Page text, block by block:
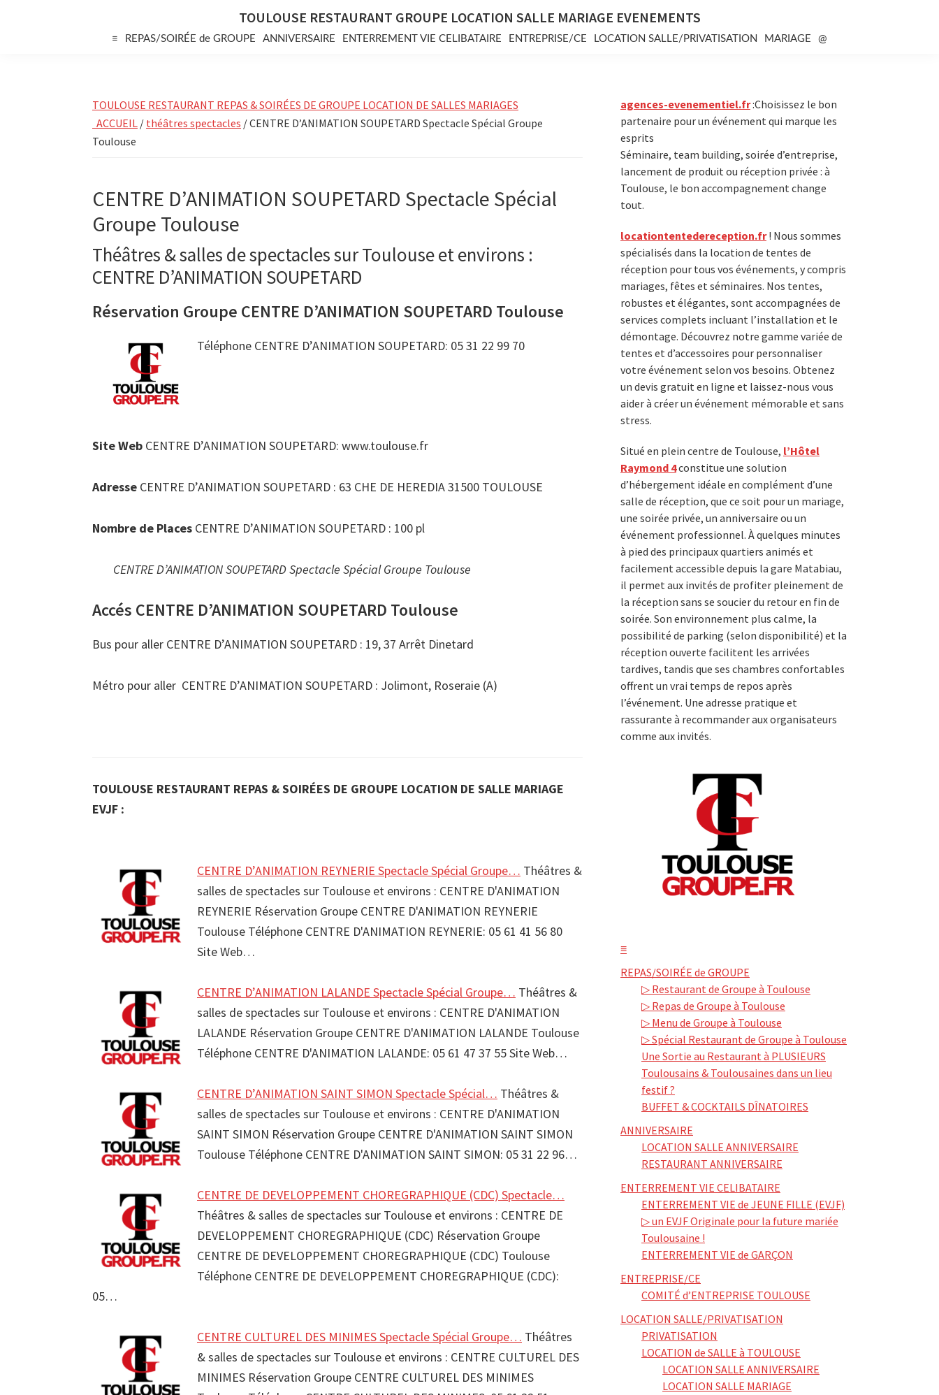
TOULOUSE RESTAURANT GROUPE LOCATION SALLE MARIAGE EVENEMENTS
≡ REPAS/SOIRÉE de GROUPE ANNIVERSAIRE ENTERREMENT VIE CELIBATAIRE ENTREPRISE/CE LOCATION SALLE/PRIVATISATION MARIAGE @
TOULOUSE RESTAURANT REPAS & SOIRÉES DE GROUPE LOCATION DE SALLES MARIAGES
ACCUEIL / théâtres spectacles / CENTRE D’ANIMATION SOUPETARD Spectacle Spécial Groupe
Toulouse
CENTRE D’ANIMATION SOUPETARD Spectacle Spécial
Groupe Toulouse
Théâtres & salles de spectacles sur Toulouse et environs :
CENTRE D’ANIMATION SOUPETARD
Réservation Groupe CENTRE D’ANIMATION SOUPETARD Toulouse
Téléphone CENTRE D’ANIMATION SOUPETARD: 05 31 22 99 70
Site Web CENTRE D’ANIMATION SOUPETARD: www.toulouse.fr
Adresse CENTRE D’ANIMATION SOUPETARD : 63 CHE DE HEREDIA 31500 TOULOUSE
Nombre de Places CENTRE D’ANIMATION SOUPETARD : 100 pl
CENTRE D’ANIMATION SOUPETARD Spectacle Spécial Groupe Toulouse
Accés CENTRE D’ANIMATION SOUPETARD Toulouse
Bus pour aller CENTRE D’ANIMATION SOUPETARD : 19, 37 Arrêt Dinetard
Métro pour aller CENTRE D’ANIMATION SOUPETARD : Jolimont, Roseraie (A)
TOULOUSE RESTAURANT REPAS & SOIRÉES DE GROUPE LOCATION DE SALLE MARIAGE
EVJF :
CENTRE D’ANIMATION REYNERIE Spectacle Spécial Groupe… Théâtres &
salles de spectacles sur Toulouse et environs : CENTRE D'ANIMATION
REYNERIE Réservation Groupe CENTRE D'ANIMATION REYNERIE
Toulouse Téléphone CENTRE D'ANIMATION REYNERIE: 05 61 41 56 80
Site Web…
CENTRE D’ANIMATION LALANDE Spectacle Spécial Groupe… Théâtres &
salles de spectacles sur Toulouse et environs : CENTRE D'ANIMATION
LALANDE Réservation Groupe CENTRE D'ANIMATION LALANDE Toulouse
Téléphone CENTRE D'ANIMATION LALANDE: 05 61 47 37 55 Site Web…
CENTRE D’ANIMATION SAINT SIMON Spectacle Spécial… Théâtres &
salles de spectacles sur Toulouse et environs : CENTRE D'ANIMATION
SAINT SIMON Réservation Groupe CENTRE D'ANIMATION SAINT SIMON
Toulouse Téléphone CENTRE D'ANIMATION SAINT SIMON: 05 31 22 96…
CENTRE DE DEVELOPPEMENT CHOREGRAPHIQUE (CDC) Spectacle…
Théâtres & salles de spectacles sur Toulouse et environs : CENTRE DE
DEVELOPPEMENT CHOREGRAPHIQUE (CDC) Réservation Groupe
CENTRE DE DEVELOPPEMENT CHOREGRAPHIQUE (CDC) Toulouse
Téléphone CENTRE DE DEVELOPPEMENT CHOREGRAPHIQUE (CDC):
05…
CENTRE CULTUREL DES MINIMES Spectacle Spécial Groupe… Théâtres
& salles de spectacles sur Toulouse et environs : CENTRE CULTUREL DES
MINIMES Réservation Groupe CENTRE CULTUREL DES MINIMES
Primary
Sidebar
agences-evenementiel.fr:Choisissez le bon
partenaire pour un événement qui marque les
esprits
Séminaire, team building, soirée d’entreprise,
lancement de produit ou réception privée : à
Toulouse, le bon accompagnement change
tout.
locationtentedereception.fr! Nous sommes
spécialisés dans la location de tentes de
réception pour tous vos événements, y compris
mariages, fêtes et séminaires. Nos tentes,
robustes et élégantes, sont accompagnées de
services complets incluant l’installation et le
démontage. Découvrez notre gamme variée de
tentes et d’accessoires pour personnaliser
votre événement selon vos besoins. Obtenez
un devis gratuit en ligne et laissez-nous vous
aider à créer un événement mémorable et sans
stress.
Situé en plein centre de Toulouse, l’Hôtel
Raymond 4constitue une solution
d’hébergement idéale en complément d’une
salle de réception, que ce soit pour un mariage,
une soirée privée, un anniversaire ou un
événement professionnel. À quelques minutes
à pied des principaux quartiers animés et
facilement accessible depuis la gare Matabiau,
il permet aux invités de profiter pleinement de
la réception sans se soucier du retour en fin de
soirée. Son environnement plus calme, la
possibilité de parking (selon disponibilité) et la
réception ouverte facilitent les arrivées
tardives, tandis que ses chambres confortables
offrent un vrai temps de repos après
l’événement. Une adresse pratique et
rassurante à recommander aux organisateurs
comme aux invités.
≡
REPAS/SOIRÉE de GROUPE
▷ Restaurant de Groupe à Toulouse
▷ Repas de Groupe à Toulouse
▷ Menu de Groupe à Toulouse
▷ Spécial Restaurant de Groupe à Toulouse
Une Sortie au Restaurant à PLUSIEURS
Toulousains & Toulousaines dans un lieu
festif ?
BUFFET & COCKTAILS DÎNATOIRES
ANNIVERSAIRE
LOCATION SALLE ANNIVERSAIRE
RESTAURANT ANNIVERSAIRE
ENTERREMENT VIE CELIBATAIRE
ENTERREMENT VIE de JEUNE FILLE (EVJF)
▷ un EVJF Originale pour la future mariée
Toulousaine !
ENTERREMENT VIE de GARÇON
ENTREPRISE/CE
COMITÉ d’ENTREPRISE TOULOUSE
LOCATION SALLE/PRIVATISATION
PRIVATISATION
LOCATION de SALLE à TOULOUSE
LOCATION SALLE ANNIVERSAIRE
LOCATION SALLE MARIAGE